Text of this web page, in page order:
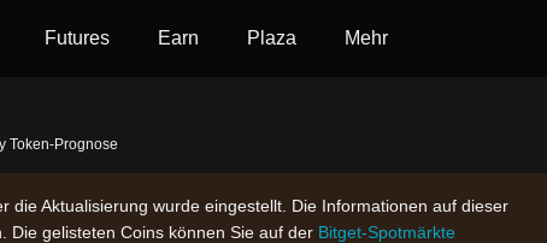
Futures Earn Plaza Mehr
Token-Prognose
die Aktualisierung wurde eingestellt. Die Informationen auf dieser
Die gelisteten Coins können Sie auf der Bitget-Spotmärkte